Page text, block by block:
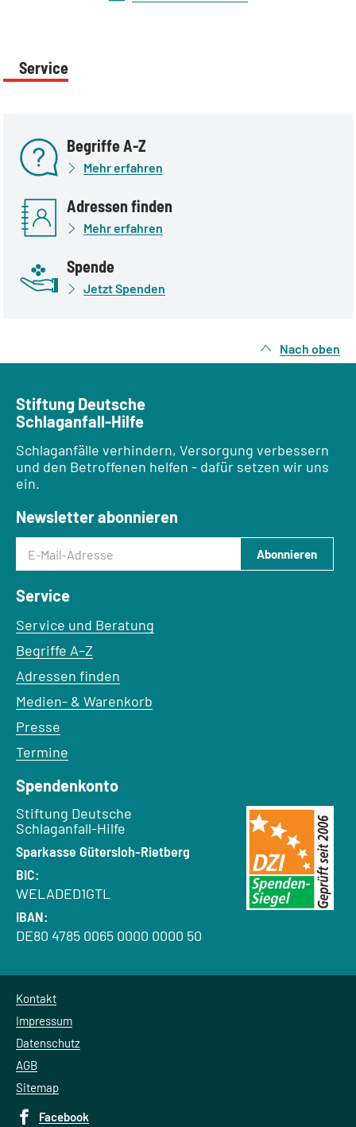
Service
Begriffe A-Z
Mehr erfahren
Adressen finden
Mehr erfahren
Spende
Jetzt Spenden
Nach oben
Stiftung Deutsche
Schlaganfall-Hilfe
Schlaganfälle verhindern, Versorgung verbessern
und den Betroffenen helfen - dafür setzen wir uns
ein.
Newsletter abonnieren
E-Mail-Adresse
Abonnieren
Service
Service und Beratung
Begriffe A–Z
Adressen finden
Medien- & Warenkorb
Presse
Termine
Spendenkonto
Empfänger:
Stiftung Deutsche
Schlaganfall-Hilfe
Bank:
Sparkasse Gütersloh-Rietberg
BIC:
WELADED1GTL
IBAN:
DE80 4785 0065 0000 0000 50
Kontakt
Impressum
Datenschutz
AGB
Sitemap
Facebook